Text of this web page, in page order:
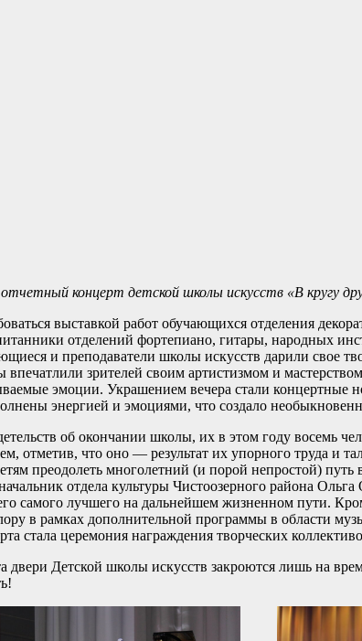
концерт детской школы искусств «В кругу
выставкой работ обучающихся отделения
отделений фортепиано, гитары, народных
и преподаватели школы искусств дарили свое
зрителей своим артистизмом и
эмоции. Украшением вечера стали концертные
энергией и эмоциями, что создало
об окончании школы, их в этом году восемь
отметив, что оно — результат их упорного труда и
преодолеть многолетний (и порой непростой) путь
отдела культуры Чистоозерного района
самого лучшего на дальнейшем жизненном пути.
в рамках дополнительной программы в области
стала церемония награждения творческих
Детской школы искусств закроются лишь на